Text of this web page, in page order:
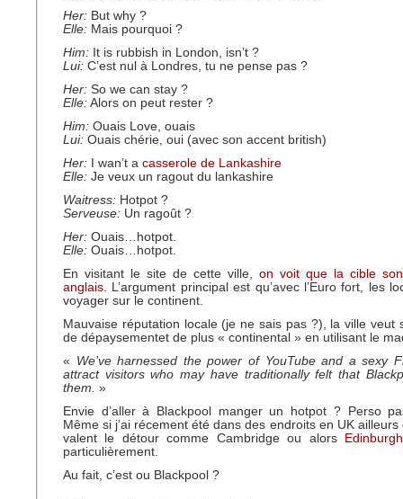
Her: But why ?
Elle: Mais pourquoi ?
Him: It is rubbish in London, isn’t ?
Lui: C’est nul à Londres, tu ne pense pas ?
Her: So we can stay ?
Elle: Alors on peut rester ?
Him: Ouais Love, ouais
Lui: Ouais chérie, oui (avec son accent british)
Her: I wan’t a casserole de Lankashire
Elle: Je veux un ragout du lankashire
Waitress: Hotpot ?
Serveuse: Un ragoût ?
Her: Ouais…hotpot.
Elle: Ouais…hotpot.
En visitant le site de cette ville, on voit que la cible
anglais. L’argument principal est qu’avec l’Euro fort, les
voyager sur le continent.
Mauvaise réputation locale (je ne sais pas ?), la ville veut
de dépaysementet de plus « continental » en utilisant le
« We’ve harnessed the power of YouTube and a sexy
attract visitors who may have traditionally felt that
them. »
Envie d’aller à Blackpool manger un hotpot ? Perso
Même si j’ai récement été dans des endroits en UK
valent le détour comme Cambridge ou alors
particulièrement.
Au fait, c’est ou Blackpool ?